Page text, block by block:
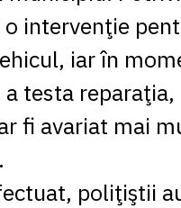
intervenţie
iar în
testa
fi avariat mai
poliţiştii